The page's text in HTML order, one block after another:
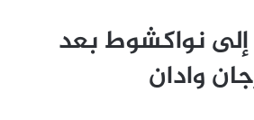
نواكشوط بعد
وادان